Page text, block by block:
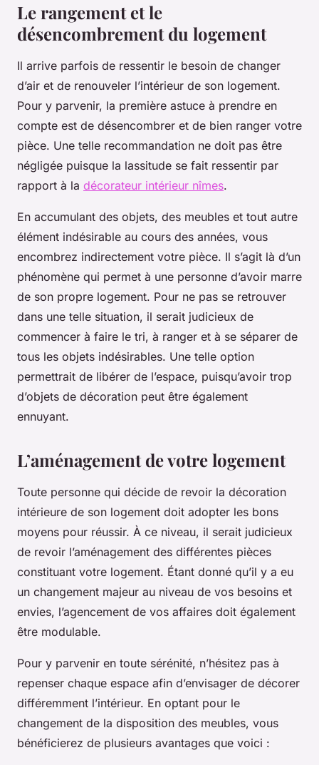
Le rangement et le
désencombrement du logement
Il arrive parfois de ressentir le besoin de changer
d’air et de renouveler l’intérieur de son logement.
Pour y parvenir, la première astuce à prendre en
compte est de désencombrer et de bien ranger votre
pièce. Une telle recommandation ne doit pas être
négligée puisque la lassitude se fait ressentir par
rapport à la décorateur intérieur nîmes.
En accumulant des objets, des meubles et tout autre
élément indésirable au cours des années, vous
encombrez indirectement votre pièce. Il s’agit là d’un
phénomène qui permet à une personne d’avoir marre
de son propre logement. Pour ne pas se retrouver
dans une telle situation, il serait judicieux de
commencer à faire le tri, à ranger et à se séparer de
tous les objets indésirables. Une telle option
permettrait de libérer de l’espace, puisqu’avoir trop
d’objets de décoration peut être également
ennuyant.
L’aménagement de votre logement
Toute personne qui décide de revoir la décoration
intérieure de son logement doit adopter les bons
moyens pour réussir. À ce niveau, il serait judicieux
de revoir l’aménagement des différentes pièces
constituant votre logement. Étant donné qu’il y a eu
un changement majeur au niveau de vos besoins et
envies, l’agencement de vos affaires doit également
être modulable.
Pour y parvenir en toute sérénité, n’hésitez pas à
repenser chaque espace afin d’envisager de décorer
différemment l’intérieur. En optant pour le
changement de la disposition des meubles, vous
bénéficierez de plusieurs avantages que voici :